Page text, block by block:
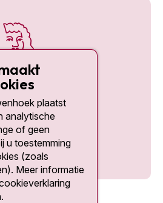
plaatst
analytische
of geen
u toestemming
(zoals
Meer informatie